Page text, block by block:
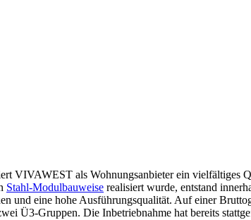
VIVAWEST als Wohnungsanbieter ein vielfältiges
Stahl-Modulbauweise realisiert wurde, entstand
und eine hohe Ausführungsqualität. Auf einer
Ü3-Gruppen. Die Inbetriebnahme hat bereits